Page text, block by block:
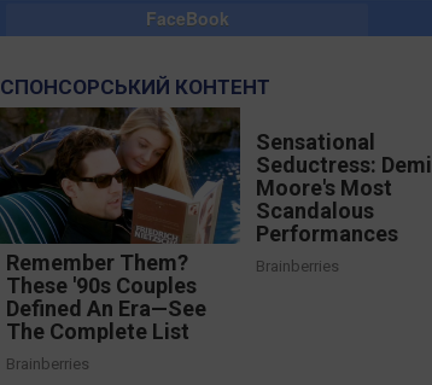
FaceBook
СПОНСОРСЬКИЙ КОНТЕНТ
Remember Them?
These '90s Couples
Defined An Era—See
The Complete List
Brainberries
Sensational
Seductress: Demi
Moore's Most
Scandalous
Performances
Brainberries